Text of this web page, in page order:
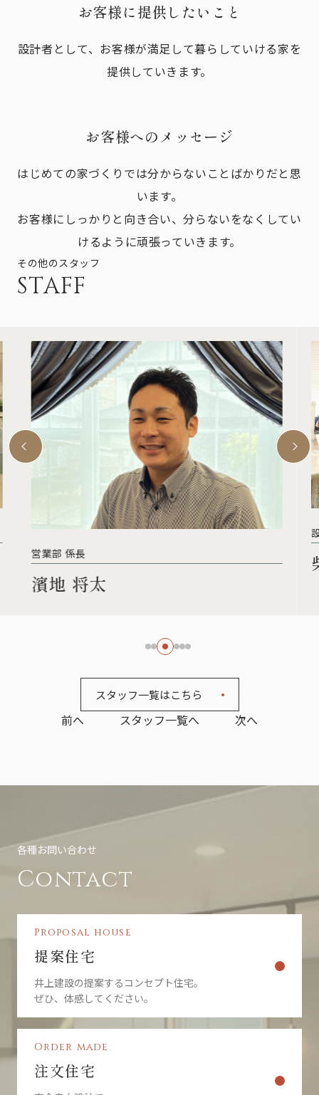
お客様に提供したいこと
設計者として、お客様が満足して暮らしていける家を
提供していきます。
お客様へのメッセージ
はじめての家づくりでは分からないことばかりだと思
います。
お客様にしっかりと向き合い、分らないをなくしてい
けるように頑張っていきます。
その他のスタッフ
STAFF
設計部 部長
柴村 友之
スタッフ一覧はこちら
前へ スタッフ一覧へ 次へ
各種お問い合わせ
Contact
Proposal house
提案住宅
井上建設の提案するコンセプト住宅。
ぜひ、体感してください。
Order made
注文住宅